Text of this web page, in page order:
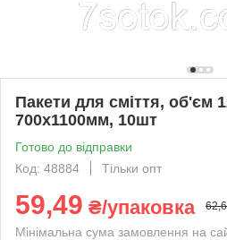
Пакети для сміття, об'єм
700х1100мм, 10шт
Готово до відправки
Код: 48884
Тільки опт
59,49 ₴/упаковка
Мінімальна сума замовлення на